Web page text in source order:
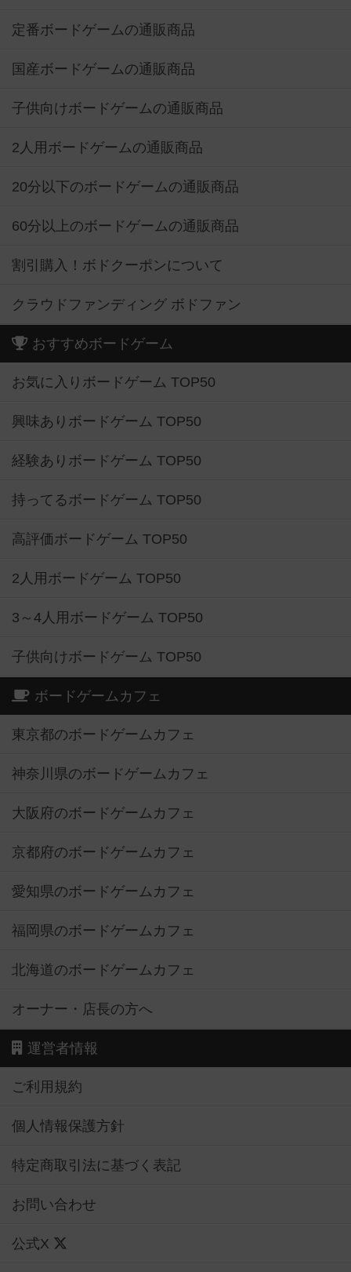
定番ボードゲームの通販商品
国産ボードゲームの通販商品
子供向けボードゲームの通販商品
2人用ボードゲームの通販商品
20分以下のボードゲームの通販商品
60分以上のボードゲームの通販商品
割引購入！ボドクーポンについて
クラウドファンディング ボドファン
おすすめボードゲーム
お気に入りボードゲーム TOP50
興味ありボードゲーム TOP50
経験ありボードゲーム TOP50
持ってるボードゲーム TOP50
高評価ボードゲーム TOP50
2人用ボードゲーム TOP50
3～4人用ボードゲーム TOP50
子供向けボードゲーム TOP50
ボードゲームカフェ
東京都のボードゲームカフェ
神奈川県のボードゲームカフェ
大阪府のボードゲームカフェ
京都府のボードゲームカフェ
愛知県のボードゲームカフェ
福岡県のボードゲームカフェ
北海道のボードゲームカフェ
オーナー・店長の方へ
運営者情報
ご利用規約
個人情報保護方針
特定商取引法に基づく表記
お問い合わせ
公式X